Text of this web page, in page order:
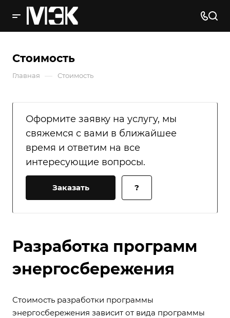
Стоимость
Главная — Стоимость
Оформите заявку на услугу, мы
свяжемся с вами в ближайшее
время и ответим на все
интересующие вопросы.
Заказать ?
Разработка программ
энергосбережения
Стоимость разработки программы
энергосбережения зависит от вида программы